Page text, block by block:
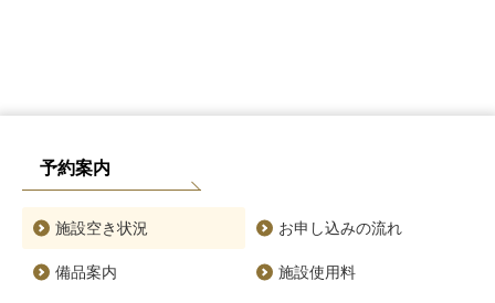
予約案内
施設空き状況 お申し込みの流れ
備品案内 施設使用料